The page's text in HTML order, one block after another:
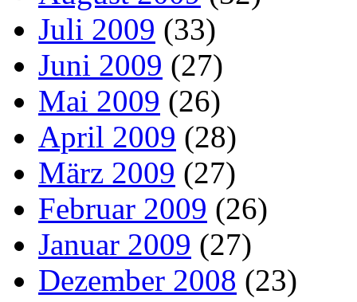
Juli 2009 (33)
Juni 2009 (27)
Mai 2009 (26)
April 2009 (28)
März 2009 (27)
Februar 2009 (26)
Januar 2009 (27)
Dezember 2008 (23)